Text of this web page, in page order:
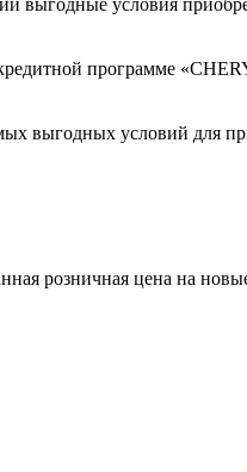
программе
выгодных условий для
розничная цена на